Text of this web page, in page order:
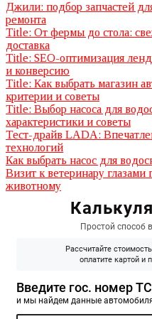
Джили: подбор запчастей
ремонта
Title: От фермы до стола:
доставка
Title: SEO-оптимизация
и конверсию
Title: Как выбрать магазин
критерии и советы
Title: Выбор насоса для
характеристики и советы
Тест-драйв LADA:
технологий
Как выбрать насос для
Визит к ветеринару глазами
животному